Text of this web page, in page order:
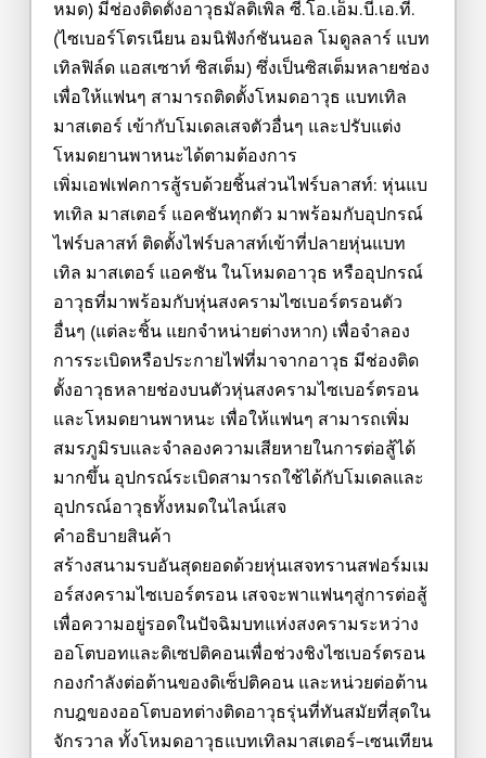
หมด) มีช่องติดตั้งอาวุธมัลติเพิล ซี.โอ.เอ็ม.บี.เอ.ที.
(ไซเบอร์โตรเนียน อมนิฟังก์ชันนอล โมดูลลาร์ แบท
เทิลฟิล์ด แอสเซาท์ ซิสเต็ม) ซึ่งเป็นซิสเต็มหลายช่อง
เพื่อให้แฟนๆ สามารถติดตั้งโหมดอาวุธ แบทเทิล
มาสเตอร์ เข้ากับโมเดลเสจตัวอื่นๆ และปรับแต่ง
โหมดยานพาหนะได้ตามต้องการ
เพิ่มเอฟเฟคการสู้รบด้วยชิ้นส่วนไฟร์บลาสท์: หุ่นแบ
ทเทิล มาสเตอร์ แอคชันทุกตัว มาพร้อมกับอุปกรณ์
ไฟร์บลาสท์ ติดตั้งไฟร์บลาสท์เข้าที่ปลายหุ่นแบท
เทิล มาสเตอร์ แอคชัน ในโหมดอาวุธ หรืออุปกรณ์
อาวุธที่มาพร้อมกับหุ่นสงครามไซเบอร์ตรอนตัว
อื่นๆ (แต่ละชิ้น แยกจำหน่ายต่างหาก) เพื่อจำลอง
การระเบิดหรือประกายไฟที่มาจากอาวุธ มีช่องติด
ตั้งอาวุธหลายช่องบนตัวหุ่นสงครามไซเบอร์ตรอน
และโหมดยานพาหนะ เพื่อให้แฟนๆ สามารถเพิ่ม
สมรภูมิรบและจำลองความเสียหายในการต่อสู้ได้
มากขึ้น อุปกรณ์ระเบิดสามารถใช้ได้กับโมเดลและ
อุปกรณ์อาวุธทั้งหมดในไลน์เสจ
คำอธิบายสินค้า
สร้างสนามรบอันสุดยอดด้วยหุ่นเสจทรานสฟอร์มเม
อร์สงครามไซเบอร์ตรอน เสจจะพาแฟนๆสู่การต่อสู้
เพื่อความอยู่รอดในปัจฉิมบทแห่งสงครามระหว่าง
ออโตบอทและดิเซปติคอนเพื่อช่วงชิงไซเบอร์ตรอน
กองกำลังต่อต้านของดิเซ็ปติคอน และหน่วยต่อต้าน
กบฎของออโตบอทต่างติดอาวุธรุ่นที่ทันสมัยที่สุดใน
จักรวาล ทั้งโหมดอาวุธแบทเทิลมาสเตอร์--เซนเทียน